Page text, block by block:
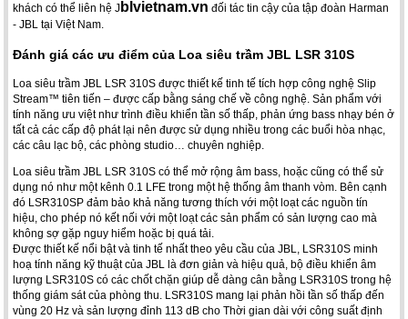
khách có thể liên hệ J blvietnam.vn đối tác tin cậy của tập đoàn Harman
- JBL tại Việt Nam.
Đánh giá các ưu điểm của Loa siêu trầm JBL LSR 310S
Loa siêu trầm JBL LSR 310S được thiết kế tinh tế tích hợp công nghệ Slip
Stream™ tiên tiến – được cấp bằng sáng chế về công nghệ. Sản phẩm với
tính năng ưu việt như trình điều khiển tần số thấp, phản ứng bass nhạy bén ở
tất cả các cấp độ phát lại nên được sử dụng nhiều trong các buổi hòa nhạc,
các câu lạc bộ, các phòng studio… chuyên nghiệp.
Loa siêu trầm JBL LSR 310S có thể mở rộng âm bass, hoặc cũng có thể sử
dụng nó như một kênh 0.1 LFE trong một hệ thống âm thanh vòm. Bên cạnh
đó LSR310SP đảm bảo khả năng tương thích với một loạt các nguồn tín
hiệu, cho phép nó kết nối với một loạt các sản phẩm có sản lượng cao mà
không sợ gặp nguy hiểm hoặc bị quá tải.
Được thiết kế nổi bật và tinh tế nhất theo yêu cầu của JBL, LSR310S minh
hoạ tính năng kỹ thuật của JBL là đơn giản và hiệu quả, bộ điều khiển âm
lượng LSR310S có các chốt chặn giúp dễ dàng cân bằng LSR310S trong hệ
thống giám sát của phòng thu. LSR310S mang lại phản hồi tần số thấp đến
vùng 20 Hz và sản lượng đỉnh 113 dB cho Thời gian dài với công suất định